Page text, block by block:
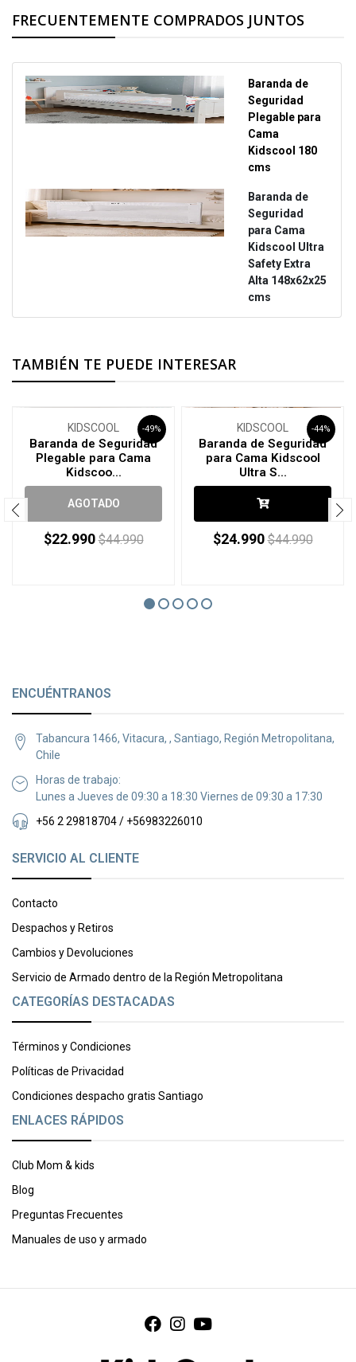
FRECUENTEMENTE COMPRADOS JUNTOS
Baranda de
Seguridad
Plegable para
Cama
Kidscool 180
cms
Baranda de
Seguridad
para Cama
Kidscool Ultra
Safety Extra
Alta 148x62x25
cms
$51.980 ($94.980)
TAMBIÉN TE PUEDE INTERESAR
-49%
KIDSCOOL
Baranda de Seguridad
Plegable para Cama
Kidscoo...
AGOTADO
$22.990 $44.990
-44%
KIDSCOOL
Baranda de Seguridad
para Cama Kidscool
Ultra S...
$24.990 $44.990
ENCUÉNTRANOS
Tabancura 1466, Vitacura, , Santiago, Región Metropolitana,
Chile
Horas de trabajo:
Lunes a Jueves de 09:30 a 18:30 Viernes de 09:30 a 17:30
+56 2 29818704 / +56983226010
SERVICIO AL CLIENTE
Contacto
Despachos y Retiros
Cambios y Devoluciones
Servicio de Armado dentro de la Región Metropolitana
CATEGORÍAS DESTACADAS
Términos y Condiciones
Políticas de Privacidad
Condiciones despacho gratis Santiago
ENLACES RÁPIDOS
Club Mom & kids
Blog
Preguntas Frecuentes
Manuales de uso y armado